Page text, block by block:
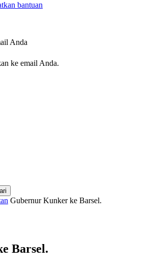
bantuan
Anda
ke email Anda.
Gubernur Kunker ke Barsel.
Barsel.